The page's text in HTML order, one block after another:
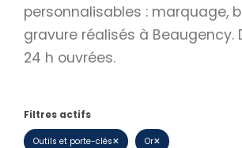
Brochures
Calendriers
personnalisables : marquage,
gravure réalisés à Beaugency.
24 h ouvrées.
Filtres actifs
Outils et porte-clés✕ Or✕